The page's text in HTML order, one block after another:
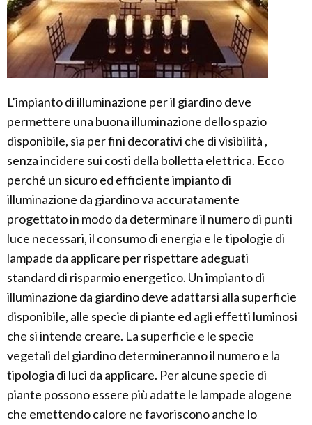
L’impianto di illuminazione per il giardino deve
permettere una buona illuminazione dello spazio
disponibile, sia per fini decorativi che di visibilità ,
senza incidere sui costi della bolletta elettrica. Ecco
perché un sicuro ed efficiente impianto di
illuminazione da giardino va accuratamente
progettato in modo da determinare il numero di punti
luce necessari, il consumo di energia e le tipologie di
lampade da applicare per rispettare adeguati
standard di risparmio energetico. Un impianto di
illuminazione da giardino deve adattarsi alla superficie
disponibile, alle specie di piante ed agli effetti luminosi
che si intende creare. La superficie e le specie
vegetali del giardino determineranno il numero e la
tipologia di luci da applicare. Per alcune specie di
piante possono essere più adatte le lampade alogene
che emettendo calore ne favoriscono anche lo